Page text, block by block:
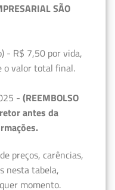
SÃO
- R$ 7,50 por vida,
o valor total final.
- (REEMBOLSO
antes da
preços, carências,
nesta tabela,
momento.